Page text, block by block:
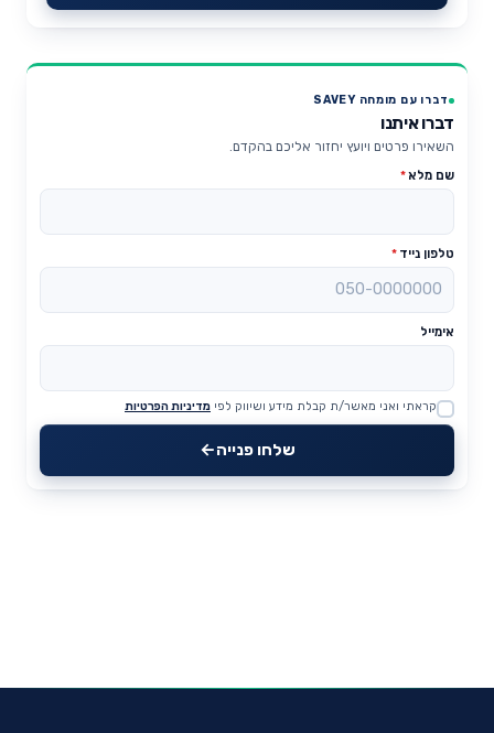
דברו עם מומחה SAVEY
דברו איתנו
השאירו פרטים ויועץ יחזור אליכם בהקדם.
שם מלא*
טלפון נייד *
אימייל
Website
קראתי ואני מאשר/ת קבלת מידע ושיווק לפי מדיניות הפרטיות
שלחו פנייה